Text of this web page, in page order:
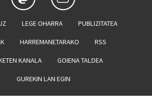
LEGE OHARRA PUBLIZITATEA
HARREMANETARAKO RSS
KANALA GOIENA TALDEA
GUREKIN LAN EGIN